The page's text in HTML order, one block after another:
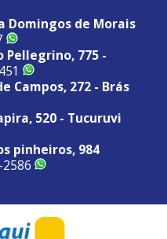
Domingos de Morais
Pellegrino, 775 -
Campos, 272 - Brás
520 - Tucuruvi
pinheiros, 984